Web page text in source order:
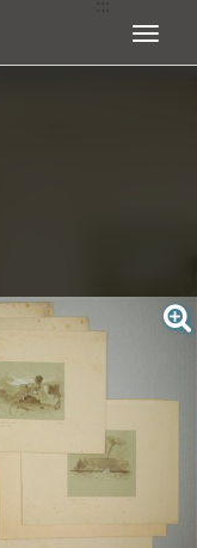
展開選單